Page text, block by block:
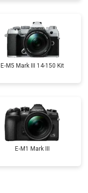
E‑M5 Mark III 14-150 Kit
E‑M1 Mark III